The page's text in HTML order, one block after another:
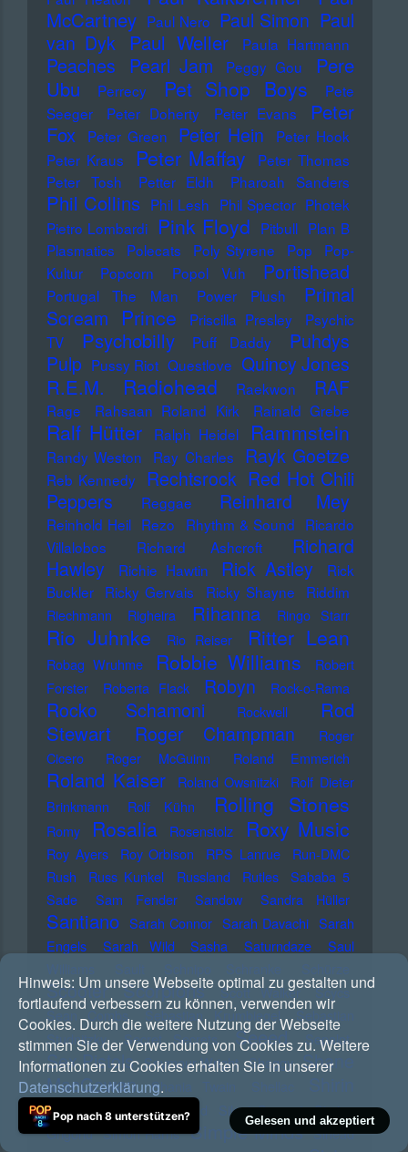
McCartney Paul Nero Paul Simon Paul
van Dyk Paul Weller Paula Hartmann
Peaches Pearl Jam Peggy Gou
Pere
Ubu
Perrecy Pet Shop Boys
Pete
Seeger
Peter Doherty Peter Evans
Peter
Fox
Peter Green Peter Hein
Peter Hook
Peter Kraus
Peter Maffay
Peter Thomas
Peter Tosh
Petter Eldh Pharoah Sanders
Phil Collins Phil Lesh Phil Spector Photek
Pietro Lombardi
Pink Floyd Pitbull Plan B
Plasmatics
Polecats Poly Styrene Pop
Pop-
Kultur
Popcorn Popol Vuh Portishead
Portugal The Man Power Plush
Primal
Scream
Prince Priscilla Presley
Psychic
TV
Psychobilly Puff Daddy
Puhdys
Pulp Pussy Riot Questlove Quincy Jones
R.E.M. Radiohead Raekwon RAF
Rage Rahsaan Roland Kirk Rainald Grebe
Ralf Hütter Ralph Heidel Rammstein
Randy Weston Ray Charles Rayk Goetze
Reb Kennedy Rechtsrock Red Hot Chili
Peppers
Reggae Reinhard Mey
Reinhold Heil Rezo Rhythm & Sound Ricardo
Villalobos
Richard Ashcroft
Richard
Hawley
Richie Hawtin Rick Astley
Rick
Buckler
Ricky Gervais Ricky Shayne Riddim
Riechmann Righeira Rihanna Ringo Starr
Rio Juhnke Rio Reiser Ritter Lean
Robag Wruhme Robbie Williams
Robert
Forster
Roberta Flack Robyn Rock-o-Rama
Rocko Schamoni Rockwell
Rod
Stewart
Roger Champman
Roger
Cicero
Roger McGuinn Roland Emmerich
Roland Kaiser Roland Owsnitzki
Rolf Dieter
Brinkmann
Rolf Kühn Rolling Stones
Romy Rosalia Rosenstolz Roxy Music
Roy Ayers Roy Orbison RPS Lanrue
Run-DMC
Rush
Russ Kunkel Russland Rutles
Sababa 5
Sade
Sam Fender Sandow Sandra Hüller
Santiano Sarah Connor Sarah Davachi Sarah
Engels
Sarah Wild Sasha Saturndaze
Saul
Scooter Scorpions Scott Walker
Scycs
Sean Combs
Sebastian Krumbiegel
Sebastian
Studnitzky
Secret Secrets Seeed Sepalot
Sex Pistols Seymour Wright Shaggy Shane
MacGowan
Shania Twain
David
Sido Silbermond Silent Servant Simina
Grigoriu Simon Harris Simple Minds Sinead
Hinweis: Um unsere Webseite optimal zu gestalten und
fortlaufend verbessern zu können, verwenden wir
Cookies. Durch die weitere Nutzung der Webseite
stimmen Sie der Verwendung von Cookies zu. Weitere
Informationen zu Cookies erhalten Sie in unserer
Datenschutzerklärung.
Gelesen und akzeptiert
Pop nach 8 unterstützen?